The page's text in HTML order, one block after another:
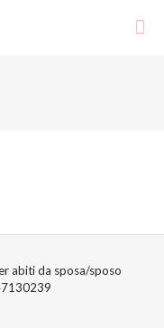
abiti da sposa/sposo